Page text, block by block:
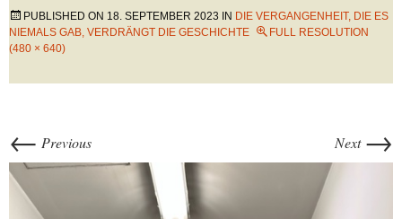
PUBLISHED ON 18. SEPTEMBER 2023 IN DIE VERGANGENHEIT, DIE ES
NIEMALS GAB, VERDRÄNGT DIE GESCHICHTE
FULL RESOLUTION
(480 × 640)
← Previous Next →